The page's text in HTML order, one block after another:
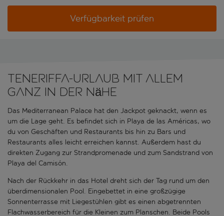
Verfügbarkeit prüfen
Teneriffa-Urlaub mit allem
ganz in der Nähe
Das Mediterranean Palace hat den Jackpot geknackt, wenn es
um die Lage geht. Es befindet sich in Playa de las Américas, wo
du von Geschäften und Restaurants bis hin zu Bars und
Restaurants alles leicht erreichen kannst. Außerdem hast du
direkten Zugang zur Strandpromenade und zum Sandstrand von
Playa del Camisón.
Nach der Rückkehr in das Hotel dreht sich der Tag rund um den
überdimensionalen Pool. Eingebettet in eine großzügige
Sonnenterrasse mit Liegestühlen gibt es einen abgetrennten
Flachwasserbereich für die Kleinen zum Planschen. Beide Pools